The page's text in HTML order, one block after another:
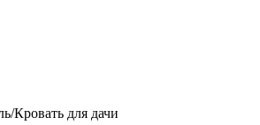
Кровать для дачи